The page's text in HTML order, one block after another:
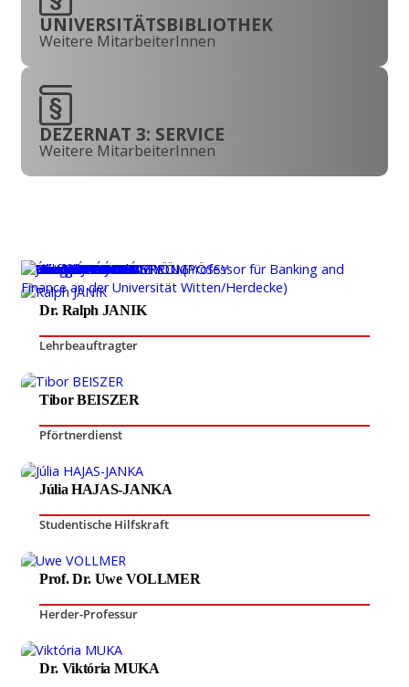
UNIVERSITÄTSBIBLIOTHEK
Weitere MitarbeiterInnen
DEZERNAT 3: SERVICE
Weitere MitarbeiterInnen
Dr. Ralph JANIK
Lehrbeauftragter
Tibor BEISZER
Pförtnerdienst
Júlia HAJAS-JANKA
Studentische Hilfskraft
Prof. Dr. Uwe VOLLMER
Herder-Professur
Dr. Viktória MUKA